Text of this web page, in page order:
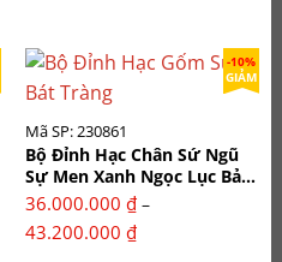
14.620.000 ₫-10%
GIẢM
Mã SP: 230861
Bộ Đỉnh Hạc Chân Sứ Ngũ
Sự Men Xanh Ngọc Lục Bảo
230861
36.000.000 ₫ –
43.200.000 ₫Khoảng